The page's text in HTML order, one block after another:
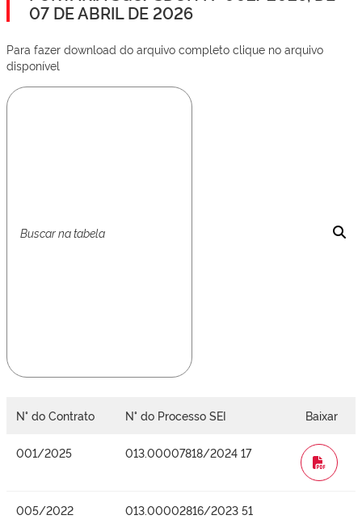
07 DE ABRIL DE 2026
Para fazer download do arquivo completo clique no arquivo
disponível
N° do Contrato N° do Processo SEI Baixar
001/2025 013.00007818/2024 17
WORD
005/2022 013.00002816/2023 51